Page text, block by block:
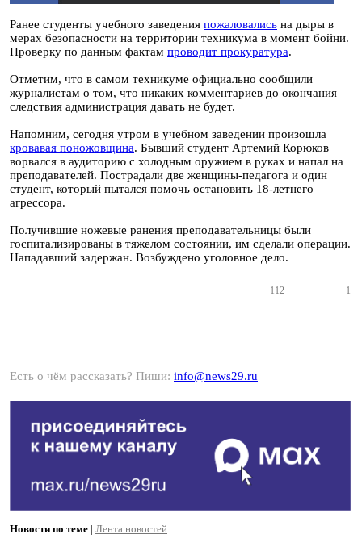
Ранее студенты учебного заведения пожаловались на дыры в
мерах безопасности на территории техникума в момент бойни.
Проверку по данным фактам проводит прокуратура.
Отметим, что в самом техникуме официально сообщили
журналистам о том, что никаких комментариев до окончания
следствия администрация давать не будет.
Напомним, сегодня утром в учебном заведении произошла
кровавая поножовщина. Бывший студент Артемий Корюков
ворвался в аудиторию с холодным оружием в руках и напал на
преподавателей. Пострадали две женщины-педагога и один
студент, который пытался помочь остановить 18-летнего
агрессора.
Получившие ножевые ранения преподавательницы были
госпитализированы в тяжелом состоянии, им сделали операции.
Нападавший задержан. Возбуждено уголовное дело.
112 1
Есть о чём рассказать? Пиши: info@news29.ru
Новости по теме | Лента новостей